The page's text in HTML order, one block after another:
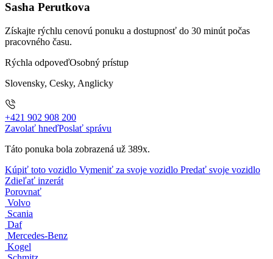
Sasha Perutkova
Získajte rýchlu cenovú ponuku a dostupnosť do 30 minút počas
pracovného času.
Rýchla odpoveďOsobný prístup
Slovensky, Cesky, Anglicky
+421 902 908 200
Zavolať hneďPoslať správu
Táto ponuka bola zobrazená už 389x.
Kúpiť toto vozidlo Vymeniť za svoje vozidlo Predať svoje vozidlo
Zdieľať inzerát
Porovnať
Volvo
Scania
Daf
Mercedes-Benz
Kogel